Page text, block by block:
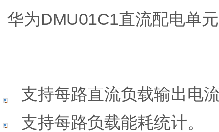
华为DMU01C1直流配电单
支持每路直流负载输出电
支持每路负载能耗统计。